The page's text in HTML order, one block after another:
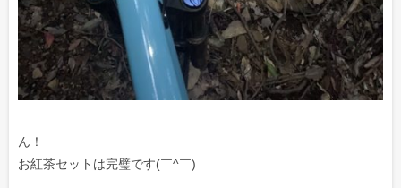
ん！
お紅茶セットは完璧です(￣^￣)ゞ